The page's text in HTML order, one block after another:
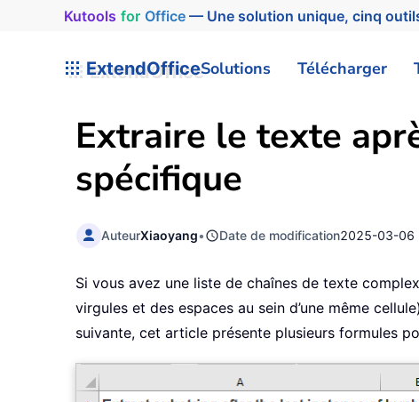
Kutools for Office— Une solution unique, cinq
ExtendOfficeSolutions Télécharger
Extraire le texte
spécifique
AuteurXiaoyang• Date de modification2025-03-06
Si vous avez une liste de chaînes de texte
virgules et des espaces au sein d’une même
suivante, cet article présente plusieurs formules